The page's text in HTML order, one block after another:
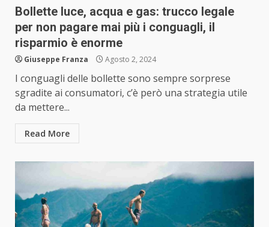
Bollette luce, acqua e gas: trucco legale
per non pagare mai più i conguagli, il
risparmio è enorme
Giuseppe Franza Agosto 2, 2024
I conguagli delle bollette sono sempre sorprese
sgradite ai consumatori, c’è però una strategia utile
da mettere...
Read More